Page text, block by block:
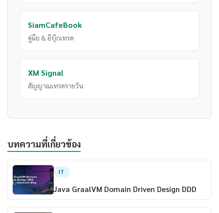
SiamCafeBook
คู่มือ & อีบุ๊กเทรด
XM Signal
สัญญาณเทรดรายวัน
บทความที่เกี่ยวข้อง
IT
Java GraalVM Domain Driven Design DDD